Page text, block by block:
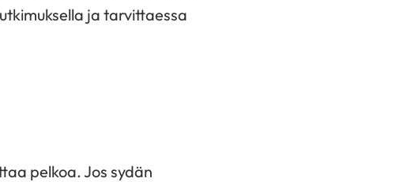
ja tarvittaessa
pelkoa. Jos sydän